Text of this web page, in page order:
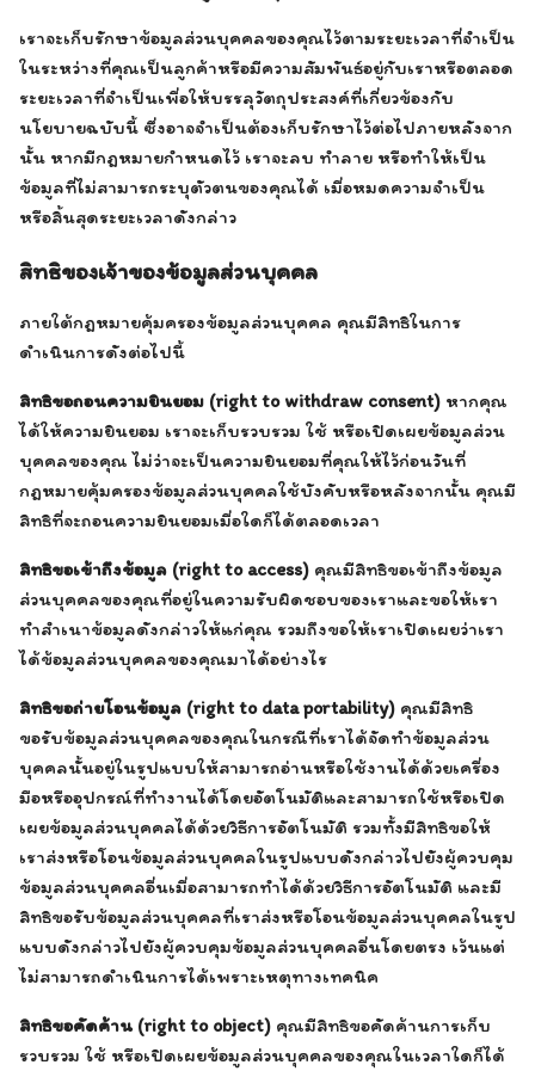
เราจะเก็บรักษาข้อมูลส่วนบุคคลของคุณไว้ตามระยะเวลาที่จำเป็น
ในระหว่างที่คุณเป็นลูกค้าหรือมีความสัมพันธ์อยู่กับเราหรือตลอด
ระยะเวลาที่จำเป็นเพื่อให้บรรลุวัตถุประสงค์ที่เกี่ยวข้องกับ
นโยบายฉบับนี้ ซึ่งอาจจำเป็นต้องเก็บรักษาไว้ต่อไปภายหลังจาก
นั้น หากมีกฎหมายกำหนดไว้ เราจะลบ ทำลาย หรือทำให้เป็น
ข้อมูลที่ไม่สามารถระบุตัวตนของคุณได้ เมื่อหมดความจำเป็น
หรือสิ้นสุดระยะเวลาดังกล่าว
สิทธิของเจ้าของข้อมูลส่วนบุคคล
ภายใต้กฎหมายคุ้มครองข้อมูลส่วนบุคคล คุณมีสิทธิในการ
ดำเนินการดังต่อไปนี้
สิทธิขอถอนความยินยอม (right to withdraw consent) หากคุณ
ได้ให้ความยินยอม เราจะเก็บรวบรวม ใช้ หรือเปิดเผยข้อมูลส่วน
บุคคลของคุณ ไม่ว่าจะเป็นความยินยอมที่คุณให้ไว้ก่อนวันที่
กฎหมายคุ้มครองข้อมูลส่วนบุคคลใช้บังคับหรือหลังจากนั้น คุณมี
สิทธิที่จะถอนความยินยอมเมื่อใดก็ได้ตลอดเวลา
สิทธิขอเข้าถึงข้อมูล (right to access) คุณมีสิทธิขอเข้าถึงข้อมูล
ส่วนบุคคลของคุณที่อยู่ในความรับผิดชอบของเราและขอให้เรา
ทำสำเนาข้อมูลดังกล่าวให้แก่คุณ รวมถึงขอให้เราเปิดเผยว่าเรา
ได้ข้อมูลส่วนบุคคลของคุณมาได้อย่างไร
สิทธิขอถ่ายโอนข้อมูล (right to data portability) คุณมีสิทธิ
ขอรับข้อมูลส่วนบุคคลของคุณในกรณีที่เราได้จัดทำข้อมูลส่วน
บุคคลนั้นอยู่ในรูปแบบให้สามารถอ่านหรือใช้งานได้ด้วยเครื่อง
มือหรืออุปกรณ์ที่ทำงานได้โดยอัตโนมัติและสามารถใช้หรือเปิด
เผยข้อมูลส่วนบุคคลได้ด้วยวิธีการอัตโนมัติ รวมทั้งมีสิทธิขอให้
เราส่งหรือโอนข้อมูลส่วนบุคคลในรูปแบบดังกล่าวไปยังผู้ควบคุม
ข้อมูลส่วนบุคคลอื่นเมื่อสามารถทำได้ด้วยวิธีการอัตโนมัติ และมี
สิทธิขอรับข้อมูลส่วนบุคคลที่เราส่งหรือโอนข้อมูลส่วนบุคคลในรูป
แบบดังกล่าวไปยังผู้ควบคุมข้อมูลส่วนบุคคลอื่นโดยตรง เว้นแต่
ไม่สามารถดำเนินการได้เพราะเหตุทางเทคนิค
สิทธิขอคัดค้าน (right to object) คุณมีสิทธิขอคัดค้านการเก็บ
รวบรวม ใช้ หรือเปิดเผยข้อมูลส่วนบุคคลของคุณในเวลาใดก็ได้